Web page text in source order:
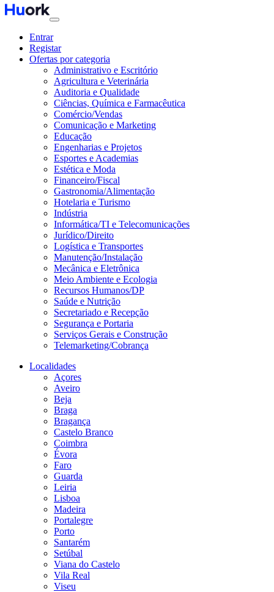
Entrar
Registar
Ofertas por categoria
Administrativo e Escritório
Agricultura e Veterinária
Auditoria e Qualidade
Ciências, Química e Farmacêutica
Comércio/Vendas
Comunicação e Marketing
Educação
Engenharias e Projetos
Esportes e Academias
Estética e Moda
Financeiro/Fiscal
Gastronomia/Alimentação
Hotelaria e Turismo
Indústria
Informática/TI e Telecomunicações
Jurídico/Direito
Logística e Transportes
Manutenção/Instalação
Mecânica e Eletrônica
Meio Ambiente e Ecologia
Recursos Humanos/DP
Saúde e Nutrição
Secretariado e Recepção
Segurança e Portaria
Serviços Gerais e Construção
Telemarketing/Cobrança
Localidades
Açores
Aveiro
Beja
Braga
Bragança
Castelo Branco
Coimbra
Évora
Faro
Guarda
Leiria
Lisboa
Madeira
Portalegre
Porto
Santarém
Setúbal
Viana do Castelo
Vila Real
Viseu